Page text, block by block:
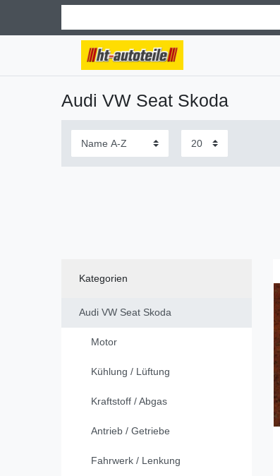
Audi VW Seat Skoda
Kategorien
Audi VW Seat Skoda
Motor
Kühlung / Lüftung
Kraftstoff / Abgas
Antrieb / Getriebe
Fahrwerk / Lenkung